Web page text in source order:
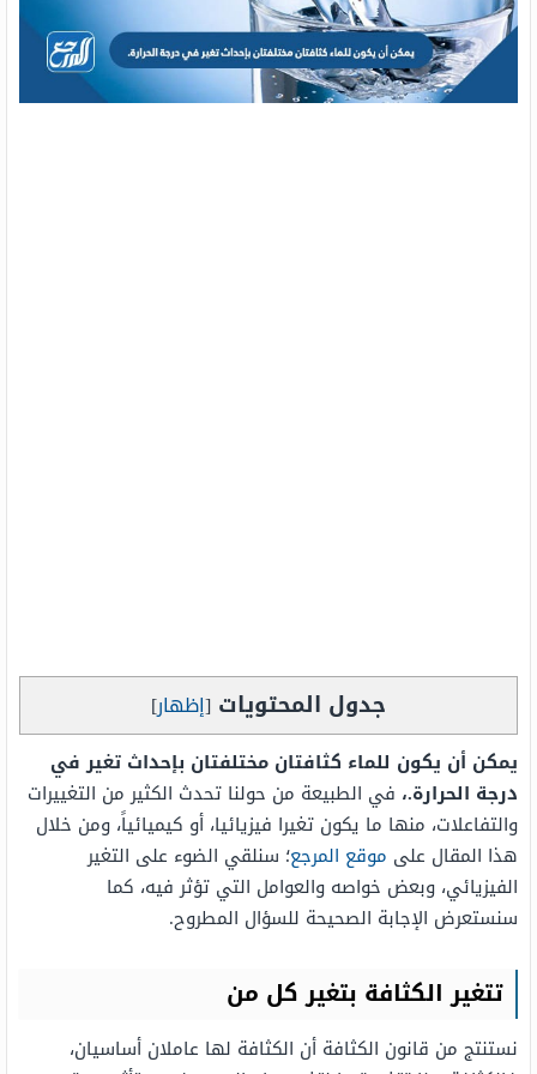
جدول المحتويات [إظهار]
يمكن أن يكون للماء كثافتان مختلفتان بإحداث تغير في
درجة الحرارة.، في الطبيعة من حولنا تحدث الكثير من التغييرات
والتفاعلات، منها ما يكون تغيرا فيزيائيا، أو كيميائياً، ومن خلال
هذا المقال على موقع المرجع؛ سنلقي الضوء على التغير
الفيزيائي، وبعض خواصه والعوامل التي تؤثر فيه، كما
سنستعرض الإجابة الصحيحة للسؤال المطروح.
تتغير الكثافة بتغير كل من
نستنتج من قانون الكثافة أن الكثافة لها عاملان أساسيان،